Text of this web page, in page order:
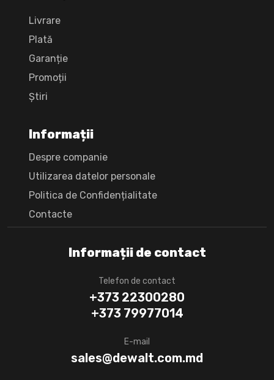
Informații de contact
Telefon de contact
+373 22300280
+373 79977014
E-mail
sales@dewalt.com.md
Livrare
Plată
Garanție
Promoții
Știri
Informații
Despre companie
Utilizarea datelor personale
Politica de Confidențialitate
Сontacte